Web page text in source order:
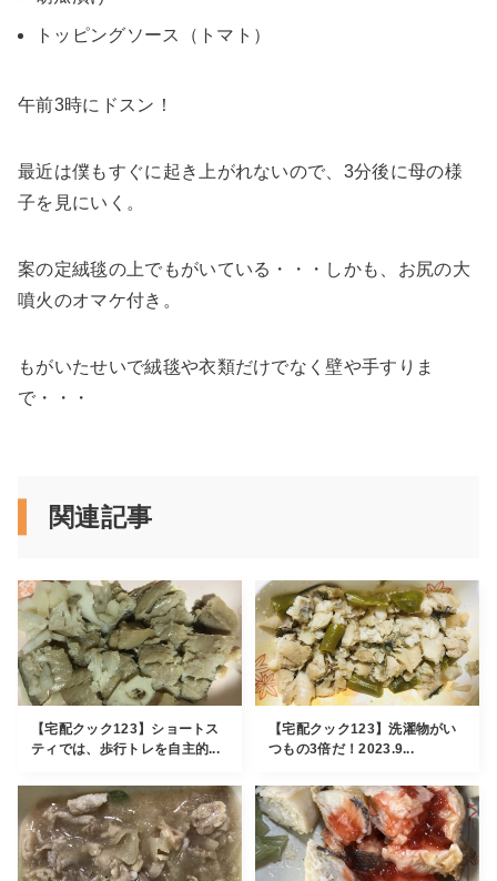
トッピングソース（トマト）
午前3時にドスン！
最近は僕もすぐに起き上がれないので、3分後に母の様
子を見にいく。
案の定絨毯の上でもがいている・・・しかも、お尻の大
噴火のオマケ付き。
もがいたせいで絨毯や衣類だけでなく壁や手すりま
で・・・
関連記事
【宅配クック123】ショートス
ティでは、歩行トレを自主的...
【宅配クック123】洗濯物がい
つもの3倍だ！2023.9...